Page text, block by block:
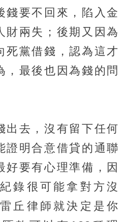
錢要不回來，陷入金
財兩失；後期又因為
死黨借錢，認為這才
，最後也因為錢的問
出去，沒有留下任何
證明合意借貸的通聯
好要有心理準備，因
錄很可能拿對方沒
丘律師就決定是你